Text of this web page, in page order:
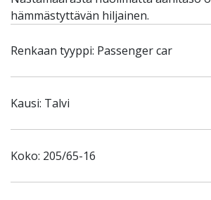
hämmästyttävän hiljainen.
Renkaan tyyppi: Passenger car
Kausi: Talvi
Koko: 205/65-16